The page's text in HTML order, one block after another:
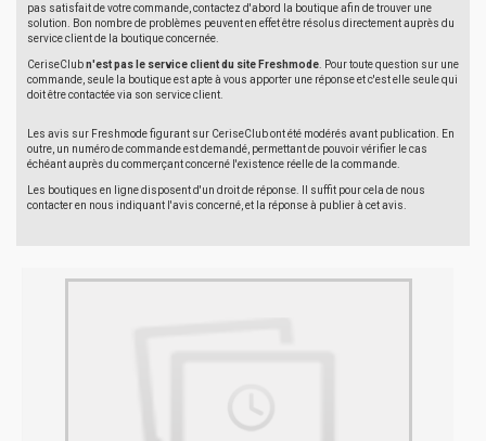
pas satisfait de votre commande, contactez d'abord la boutique afin de trouver une
solution. Bon nombre de problèmes peuvent en effet être résolus directement auprès du
service client de la boutique concernée.
CeriseClubn'est pas le service client du site Freshmode . Pour toute question sur une
commande, seule la boutique est apte à vous apporter une réponse et c'est elle seule qui
doit être contactée via son service client.
Les avis sur Freshmode figurant sur CeriseClub ont été modérés avant publication. En
outre, un numéro de commande est demandé, permettant de pouvoir vérifier le cas
échéant auprès du commerçant concerné l'existence réelle de la commande.
Les boutiques en ligne disposent d'un droit de réponse. Il suffit pour cela de nous
contacter en nous indiquant l'avis concerné, et la réponse à publier à cet avis.